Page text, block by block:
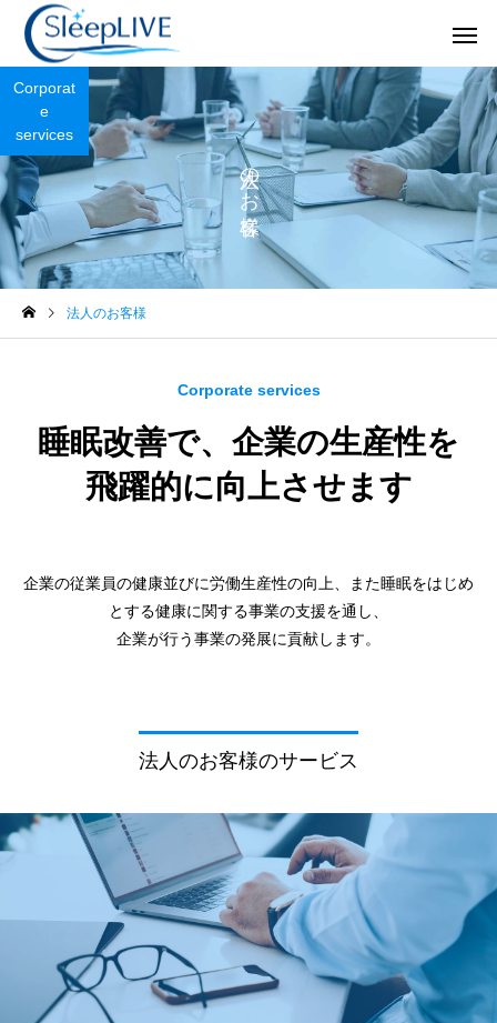
JCSP日本睡眠改善カ
ウンセリング
クリニックの
睡眠事業支援
保護中: コース
眠りの森溝口 by
麻利子のスペシャル対
法人のお客様
Corporat
e
services
法人のお客様
Corporate services
睡眠改善で、企業の生産性を
飛躍的に向上させます
企業の従業員の健康並びに労働生産性の向上、また睡眠をはじめ
とする健康に関する事業の支援を通し、
企業が行う事業の発展に貢献します。
法人のお客様のサービス